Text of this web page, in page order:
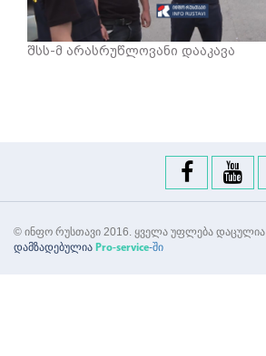
შსს-მ არასრუწლოვანი დააკავა
© ინფო რუსთავი 2016. ყველა უფლება დაცულია
დამზადებულია Pro-service-ში